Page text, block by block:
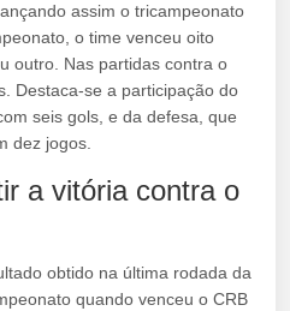
assim o tricampeonato
o time venceu oito
outro. Nas partidas contra o
Destaca-se a participação do
seis gols, e da defesa, que
dez jogos.
a vitória contra o
obtido na última rodada da
quando venceu o CRB